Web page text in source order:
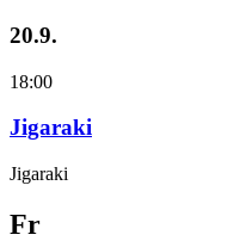
20.9.
18:00
Jigaraki
Jigaraki
Fr